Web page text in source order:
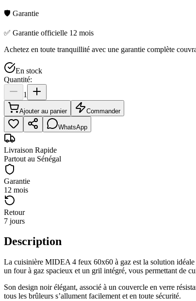
🛡️ Garantie
✅ Garantie officielle 12 mois
Achetez en toute tranquillité avec une garantie complète
En stock
Quantité:
1
Ajouter au panier Commander
WhatsApp
Livraison Rapide
Partout au Sénégal
Garantie
12 mois
Retour
7 jours
Description
La cuisinière MIDEA 4 feux 60x60 à gaz est la solution idéale
un four à gaz spacieux et un gril intégré, vous permettant de
Son design noir élégant, associé à un couvercle en verre
tous les brûleurs s’allument facilement et en toute sécurité.